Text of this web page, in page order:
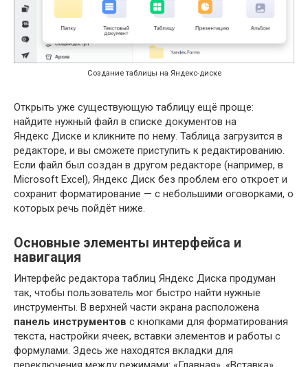
Создание таблицы на Яндекс-диске
Открыть уже существующую таблицу ещё проще:
найдите нужный файл в списке документов на
Яндекс Диске и кликните по нему. Таблица загрузится в
редакторе, и вы сможете приступить к редактированию.
Если файл был создан в другом редакторе (например, в
Microsoft Excel), Яндекс Диск без проблем его откроет и
сохранит форматирование — с небольшими оговорками, о
которых речь пойдёт ниже.
Основные элементы интерфейса и
навигация
Интерфейс редактора таблиц Яндекс Диска продуман
так, чтобы пользователь мог быстро найти нужные
инструменты. В верхней части экрана расположена
панель инструментов с кнопками для форматирования
текста, настройки ячеек, вставки элементов и работы с
формулами. Здесь же находятся вкладки для